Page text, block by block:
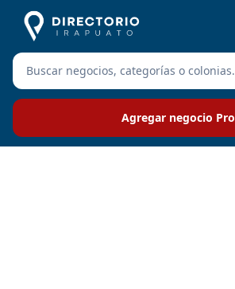
Agregar negocio Pro